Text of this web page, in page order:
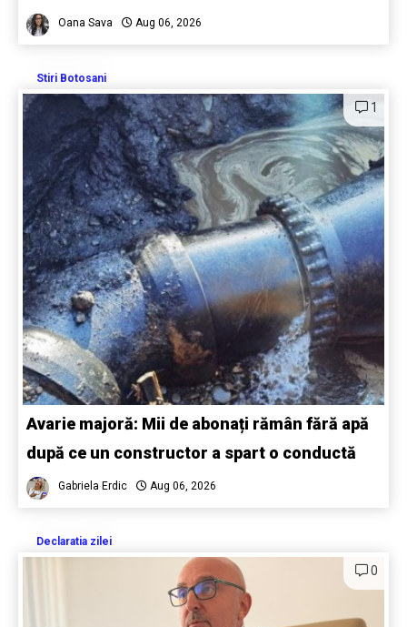
Oana Sava Aug 06, 2026
Stiri Botosani
1
Avarie majoră: Mii de abonați rămân fără apă
după ce un constructor a spart o conductă
Gabriela Erdic Aug 06, 2026
Declaratia zilei
0